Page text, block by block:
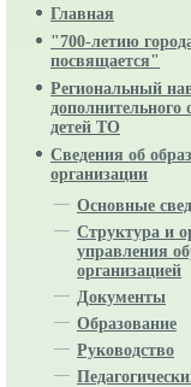
Главная
"700-летию
посвящается"
Региональный
дополнительного
детей ТО
Сведения об
организации
Основные
Структура и
управления
организацией
Документы
Образование
Руководство